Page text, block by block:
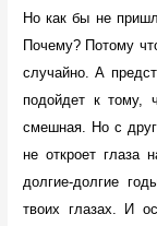
Но как бы не
Почему? Потому
случайно. А
подойдет к тому,
смешная. Но с
не откроет глаза
долгие-долгие
твоих глазах. И